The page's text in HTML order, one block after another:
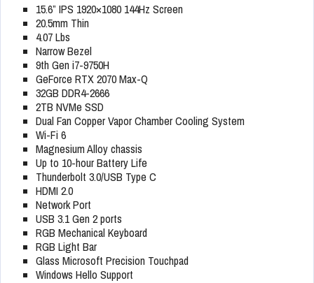
15.6” IPS 1920×1080 144Hz Screen
20.5mm Thin
4.07 Lbs
Narrow Bezel
9th Gen i7-9750H
GeForce RTX 2070 Max-Q
32GB DDR4-2666
2TB NVMe SSD
Dual Fan Copper Vapor Chamber Cooling System
Wi-Fi 6
Magnesium Alloy chassis
Up to 10-hour Battery Life
Thunderbolt 3.0/USB Type C
HDMI 2.0
Network Port
USB 3.1 Gen 2 ports
RGB Mechanical Keyboard
RGB Light Bar
Glass Microsoft Precision Touchpad
Windows Hello Support